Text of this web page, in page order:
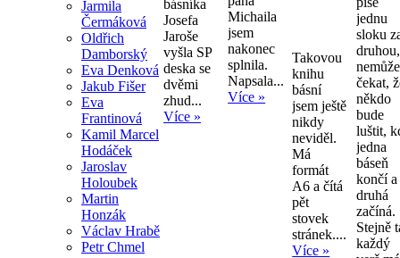
Jarmila
Čermáková
Oldřich
Damborský
Eva Denková
Jakub Fišer
Eva
Frantinová
Kamil Marcel
Hodáček
Jaroslav
Holoubek
Martin
Honzák
Václav Hrabě
Petr Chmel
básníka
Josefa
Jaroše
vyšla SP
deska se
dvěmi
zhud...
Více »
Michaila
jsem
nakonec
splnila.
Napsala...
Více »
Takovou
knihu
básní
jsem ještě
nikdy
neviděl.
Má
formát
A6 a čítá
pět
stovek
stránek....
Více »
jednu
sloku
druhou,
nemůže
čekat,
někdo
bude
luštit,
jedna
báseň
končí a
druhá
začíná.
Stejně
každý